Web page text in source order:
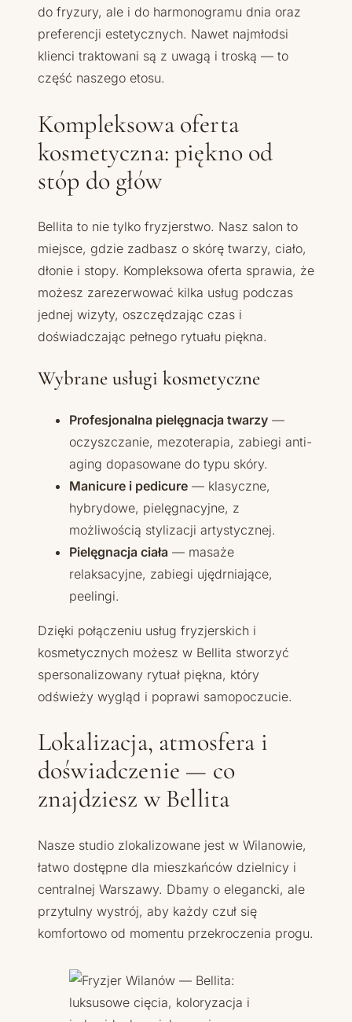
do fryzury, ale i do harmonogramu dnia oraz
preferencji estetycznych. Nawet najmłodsi
klienci traktowani są z uwagą i troską — to
część naszego etosu.
Kompleksowa oferta
kosmetyczna: piękno od
stóp do głów
Bellita to nie tylko fryzjerstwo. Nasz salon to
miejsce, gdzie zadbasz o skórę twarzy, ciało,
dłonie i stopy. Kompleksowa oferta sprawia, że
możesz zarezerwować kilka usług podczas
jednej wizyty, oszczędzając czas i
doświadczając pełnego rytuału piękna.
Wybrane usługi kosmetyczne
Profesjonalna pielęgnacja twarzy —
oczyszczanie, mezoterapia, zabiegi anti-
aging dopasowane do typu skóry.
Manicure i pedicure — klasyczne,
hybrydowe, pielęgnacyjne, z
możliwością stylizacji artystycznej.
Pielęgnacja ciała — masaże
relaksacyjne, zabiegi ujędrniające,
peelingi.
Dzięki połączeniu usług fryzjerskich i
kosmetycznych możesz w Bellita stworzyć
spersonalizowany rytuał piękna, który
odświeży wygląd i poprawi samopoczucie.
Lokalizacja, atmosfera i
doświadczenie — co
znajdziesz w Bellita
Nasze studio zlokalizowane jest w Wilanowie,
łatwo dostępne dla mieszkańców dzielnicy i
centralnej Warszawy. Dbamy o elegancki, ale
przytulny wystrój, aby każdy czuł się
komfortowo od momentu przekroczenia progu.